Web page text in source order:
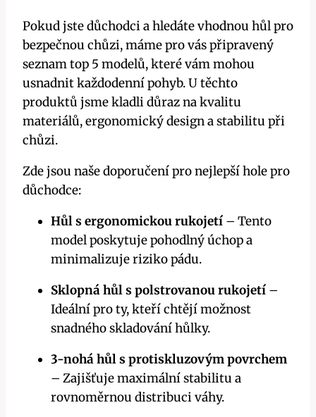
Pokud jste důchodci a hledáte vhodnou hůl pro
bezpečnou chůzi, máme pro vás připravený
seznam top 5 modelů, které vám mohou
usnadnit každodenní pohyb. U těchto
produktů jsme kladli důraz na kvalitu
materiálů, ergonomický design a stabilitu při
chůzi.
Zde jsou naše doporučení pro nejlepší hole pro
důchodce:
Hůl s ergonomickou rukojetí – Tento
model poskytuje pohodlný úchop a
minimalizuje riziko pádu.
Sklopná hůl s polstrovanou rukojetí –
Ideální pro ty, kteří chtějí možnost
snadného skladování hůlky.
3-nohá hůl s protiskluzovým povrchem
– Zajišťuje maximální stabilitu a
rovnoměrnou distribuci váhy.